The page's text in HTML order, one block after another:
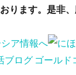
ります。是非